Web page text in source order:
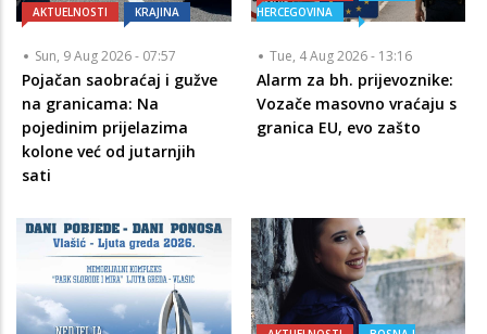
AKTUELNOSTI KRAJINA
Sun, 9 Aug 2026 - 07:57
Pojačan saobraćaj i gužve
na granicama: Na
pojedinim prijelazima
kolone već od jutarnjih
sati
HERCEGOVINA
Tue, 4 Aug 2026 - 13:16
Alarm za bh. prijevoznike:
Vozače masovno vraćaju s
granica EU, evo zašto